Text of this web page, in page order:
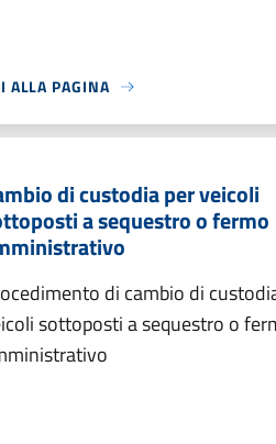
ALLA PAGINA
di custodia per veicoli
a sequestro o fermo
di cambio di
sottoposti a sequestro o